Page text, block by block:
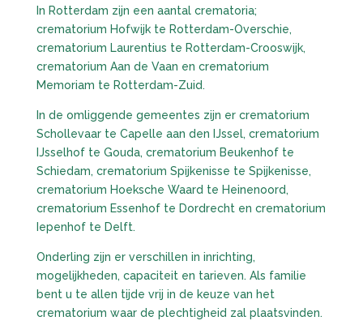
In Rotterdam zijn een aantal crematoria;
crematorium Hofwijk te Rotterdam-Overschie,
crematorium Laurentius te Rotterdam-Crooswijk,
crematorium Aan de Vaan en crematorium
Memoriam te Rotterdam-Zuid.
In de omliggende gemeentes zijn er crematorium
Schollevaar te Capelle aan den IJssel, crematorium
IJsselhof te Gouda, crematorium Beukenhof te
Schiedam, crematorium Spijkenisse te Spijkenisse,
crematorium Hoeksche Waard te Heinenoord,
crematorium Essenhof te Dordrecht en crematorium
Iepenhof te Delft.
Onderling zijn er verschillen in inrichting,
mogelijkheden, capaciteit en tarieven. Als familie
bent u te allen tijde vrij in de keuze van het
crematorium waar de plechtigheid zal plaatsvinden.